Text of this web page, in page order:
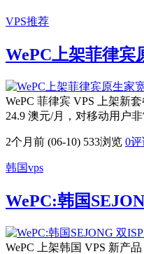
VPS推荐
WePC上架菲律宾
WePC 菲律宾 VPS 上架新
24.9 澳元/月，对移动用户
2个月前 (06-10) 533浏览 0
韩国vps
WePC:韩国
WePC 上架韩国 VPS 新产